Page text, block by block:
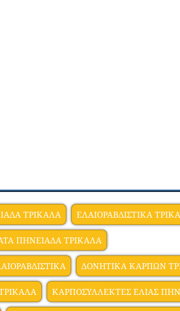
ΤΡΙΚΑΛΑ ΕΛΑΙΟΡΑΒΔΙΣΤΙΚΑ
ΠΗΝΕΙΑΔΑ ΤΡΙΚΑΛΑ
ΔΟΝΗΤΙΚΑ ΚΑΡΠΩΝ
ΚΑΡΠΟΣΥΛΛΕΚΤΕΣ ΕΛΙΑΣ